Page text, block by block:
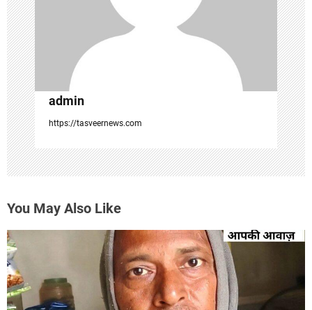
admin
https://tasveernews.com
You May Also Like